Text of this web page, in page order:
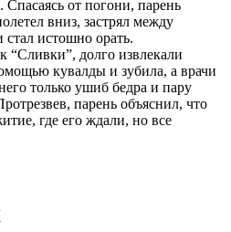
от погони, парень
вниз, застрял между
истошно орать.
“Сливки”, долго извлекали
кувалды и зубила, а врачи
только ушиб бедра и пару
парень объяснил, что
где его ждали, но все